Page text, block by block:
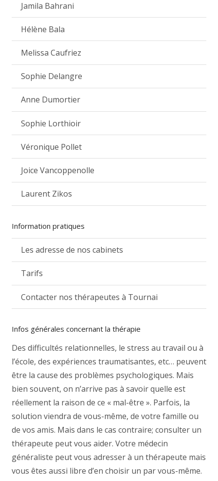
Jamila Bahrani
Hélène Bala
Melissa Caufriez
Sophie Delangre
Anne Dumortier
Sophie Lorthioir
Véronique Pollet
Joice Vancoppenolle
Laurent Zikos
Information pratiques
Les adresse de nos cabinets
Tarifs
Contacter nos thérapeutes à Tournai
Infos générales concernant la thérapie
Des difficultés relationnelles, le stress au travail ou à
l’école, des expériences traumatisantes, etc… peuvent
être la cause des problèmes psychologiques. Mais
bien souvent, on n’arrive pas à savoir quelle est
réellement la raison de ce « mal-être ». Parfois, la
solution viendra de vous-même, de votre famille ou
de vos amis. Mais dans le cas contraire; consulter un
thérapeute peut vous aider. Votre médecin
généraliste peut vous adresser à un thérapeute mais
vous êtes aussi libre d’en choisir un par vous-même.